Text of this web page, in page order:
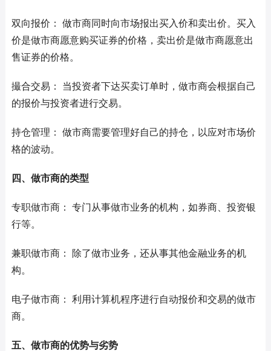
双向报价： 做市商同时向市场报出买入价和卖出价。买入
价是做市商愿意购买证券的价格，卖出价是做市商愿意出
售证券的价格。
撮合交易： 当投资者下达买卖订单时，做市商会根据自己
的报价与投资者进行交易。
持仓管理： 做市商需要管理好自己的持仓，以应对市场价
格的波动。
四、做市商的类型
专职做市商： 专门从事做市业务的机构，如券商、投资银
行等。
兼职做市商： 除了做市业务，还从事其他金融业务的机
构。
电子做市商： 利用计算机程序进行自动报价和交易的做市
商。
五、做市商的优势与劣势